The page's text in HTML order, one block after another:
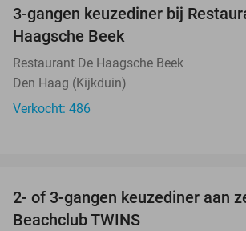
3-gangen keuzediner bij
Haagsche Beek
Restaurant De Haagsche Beek
Den Haag (Kijkduin)
Verkocht: 486
2- of 3-gangen keuzediner aan
Beachclub TWINS